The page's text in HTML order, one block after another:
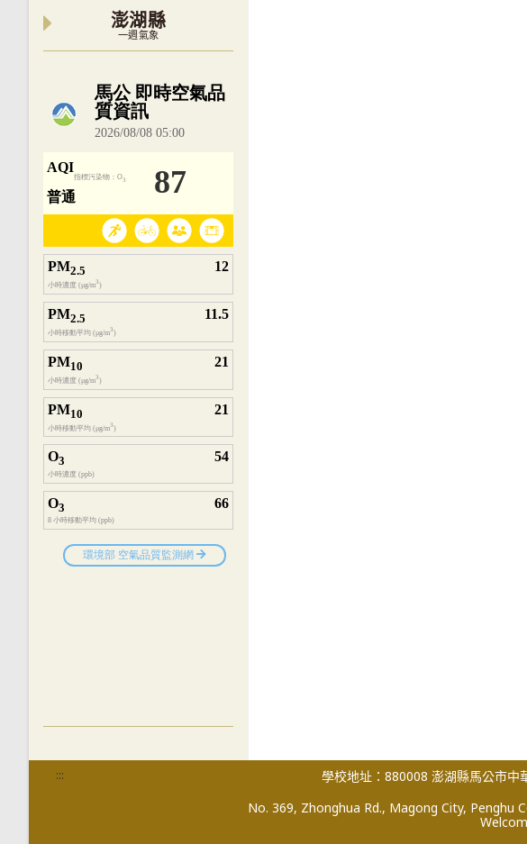
澎湖縣
一週氣象
內嵌空氣品質小工具為視覺預覽，完整即時空氣品質資料請
::: 學校地址：880008 澎湖縣馬公市中
No. 369, Zhonghua Rd., Magong City, Penghu